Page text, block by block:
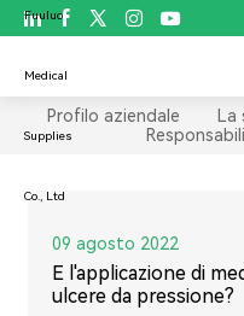

Profilo aziendale La
09 agosto 2022
E l'applicazione di
ulcere da pressione?